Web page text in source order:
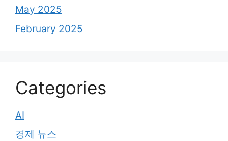
May 2025
February 2025
Categories
AI
경제 뉴스